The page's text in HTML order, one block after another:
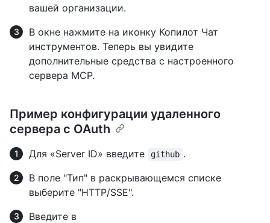
вашей организации.
В окне нажмите на иконку Копилот Чат
инструментов. Теперь вы увидите
дополнительные средства с настроенного
сервера MCP.
Пример конфигурации удаленного
сервера с OAuth
Для «Server ID» введите github .
В поле "Тип" в раскрывающемся списке
выберите "HTTP/SSE".
Введите в